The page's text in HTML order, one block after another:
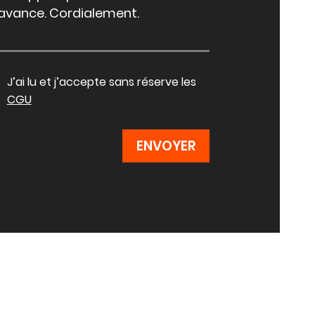
J’ai lu et j’accepte sans réserve les
CGU
ENVOYER